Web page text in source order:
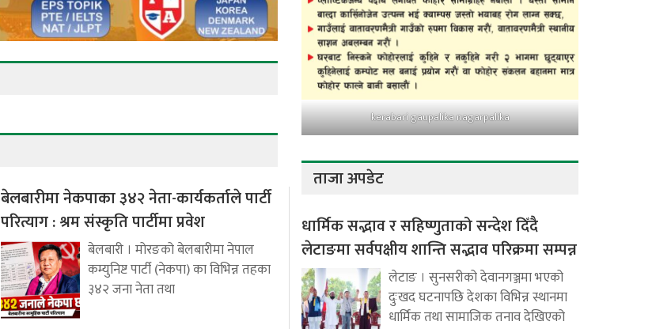
बेलबारीमा नेकपाका ३४२ नेता-कार्यकर्ताले पार्टी
परित्याग : श्रम संस्कृति पार्टीमा प्रवेश
बेलबारी । मोरङको बेलबारीमा नेपाल
कम्युनिष्ट पार्टी (नेकपा) का विभिन्न तहका
३४२ जना नेता तथा
kerabari gaupalika nagarpalika
ताजा अपडेट
धार्मिक सद्भाव र सहिष्णुताको सन्देश दिँदै
लेटाङमा सर्वपक्षीय शान्ति सद्भाव परिक्रमा सम्पन्न
लेटाङ । सुनसरीको देवानगञ्जमा भएको
दुःखद घटनापछि देशका विभिन्न स्थानमा
धार्मिक तथा सामाजिक तनाव देखिएको